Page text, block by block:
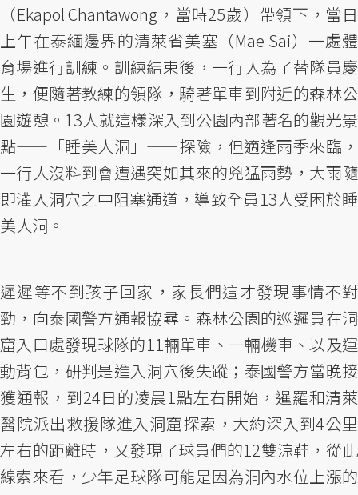
（Ekapol Chantawong，當時25歲）帶領下，當日
上午在泰緬邊界的清萊省美塞（Mae Sai）一處體
育場進行訓練。訓練結束後，一行人為了替隊員慶
生，便隨著教練的領隊，騎著單車到附近的森林公
園遊憩。13人就這樣深入到公園內部著名的觀光景
點——「睡美人洞」——探險，但適逢雨季來臨，
一行人沒料到會遭遇突如其來的兇猛雨勢，大雨隨
即灌入洞穴之中阻塞通道，導致全員13人受困於睡
美人洞。
遲遲等不到孩子回家，家長們這才發現事情不對
勁，向泰國警方通報協尋。森林公園的巡邏員在洞
窟入口處發現球隊的11輛單車、一輛機車、以及運
動背包，研判是進入洞穴後失蹤；泰國警方當晚接
獲通報，到24日的凌晨1點左右開始，暹羅和清萊
醫院派出救援隊進入洞窟探索，大約深入到4公里
左右的距離時，又發現了球員們的12雙涼鞋，從此
線索來看，少年足球隊可能是因為洞內水位上漲的